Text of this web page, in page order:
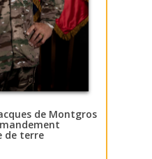
de Montgros
de terre